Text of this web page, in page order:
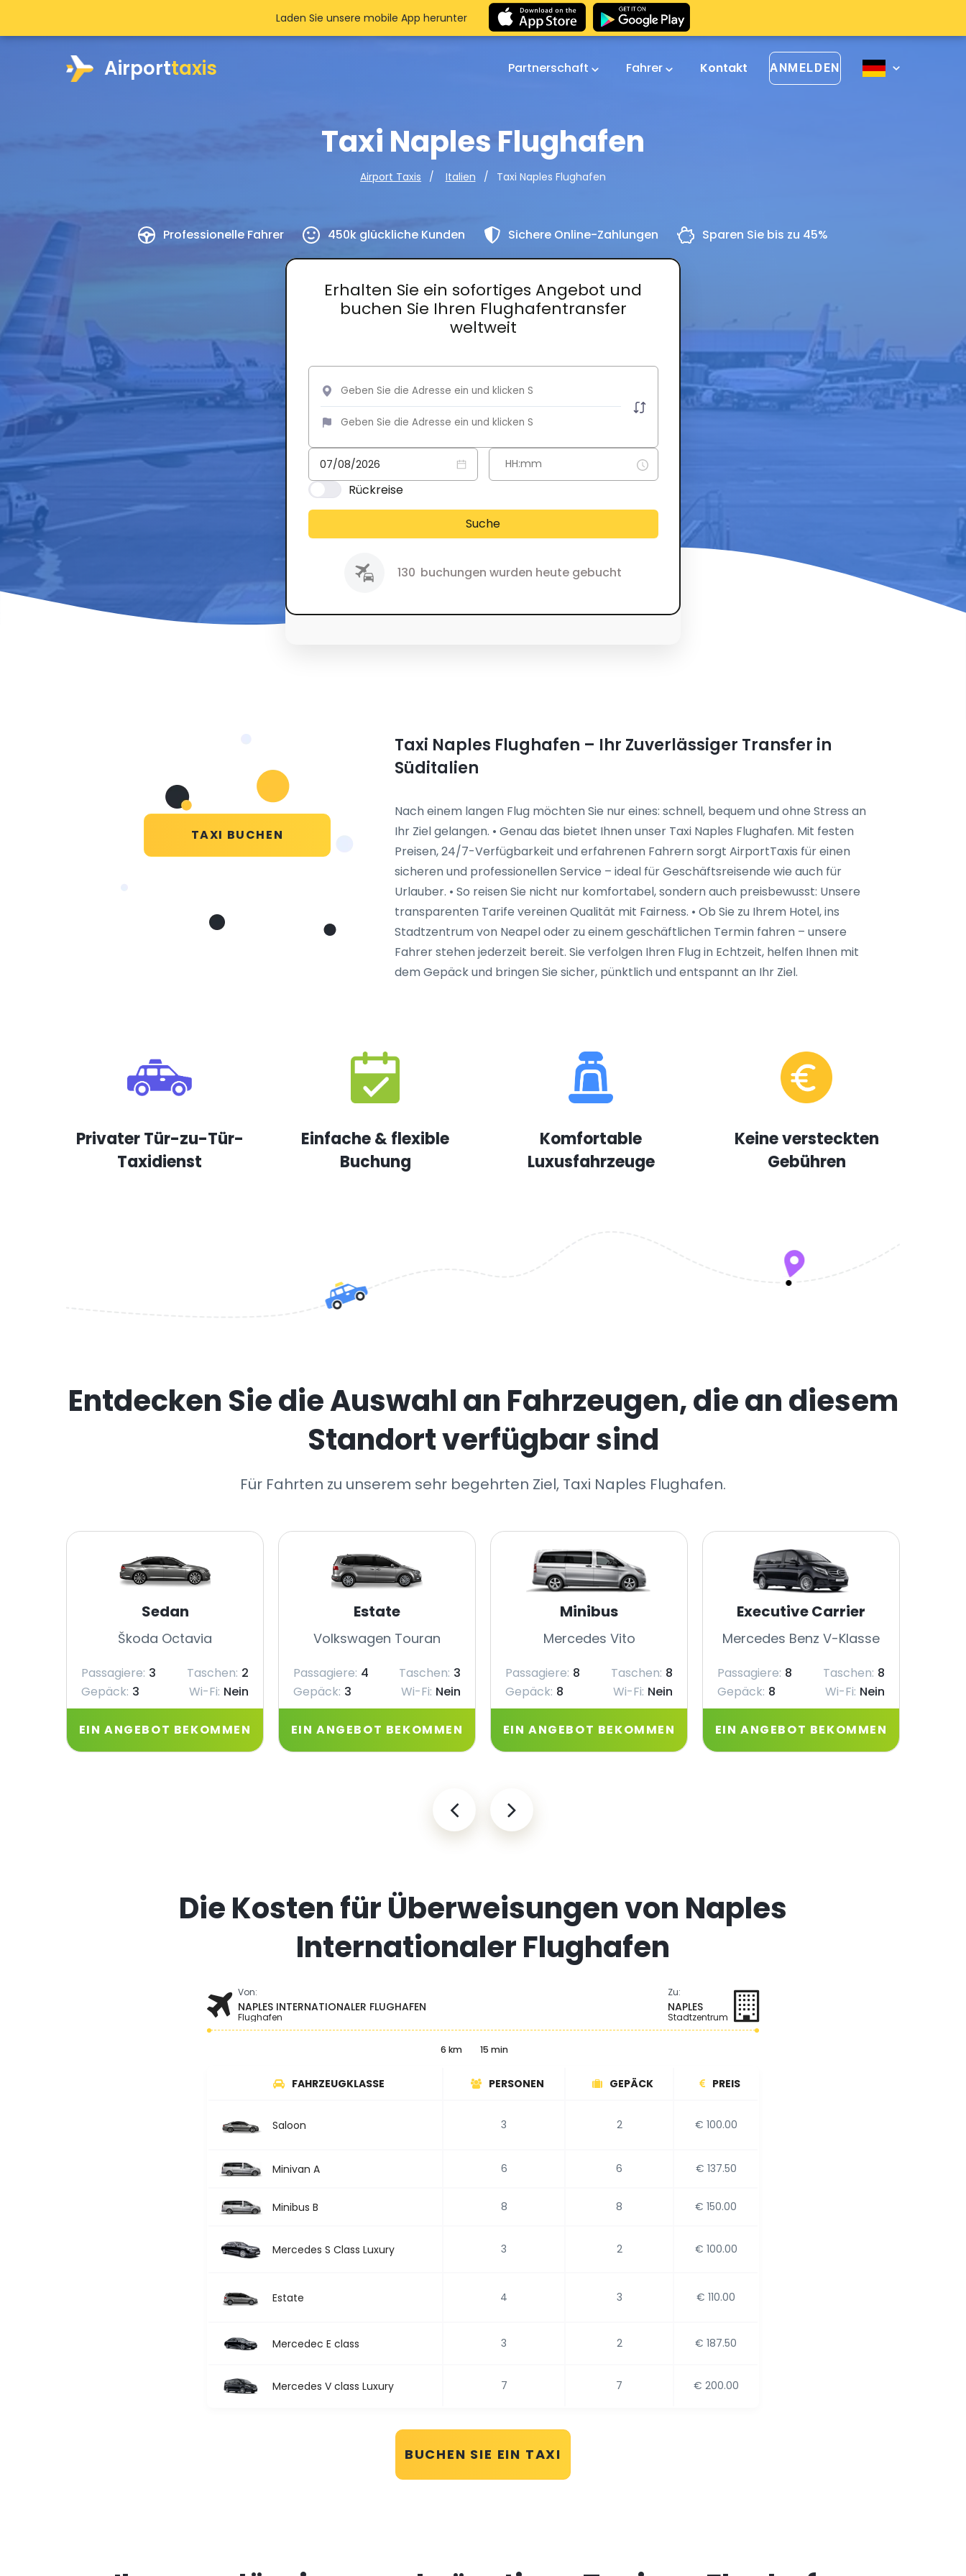
Airporttaxis Partnerschaft Fahrer Kontakt ANMELDEN
Taxi Naples Flughafen
Airport Taxis Italien Taxi Naples Flughafen
Professionelle Fahrer 450k glückliche Kunden Sichere Online-Zahlungen Sparen Sie bis zu 45%
Erhalten Sie ein sofortiges Angebot und
buchen Sie Ihren Flughafentransfer
weltweit
Rückreise
Suche
130 buchungen wurden heute gebucht
Laden Sie unsere mobile App herunter
TAXI BUCHEN
Taxi Naples Flughafen – Ihr Zuverlässiger Transfer in
Süditalien
Nach einem langen Flug möchten Sie nur eines: schnell, bequem und ohne Stress an
Ihr Ziel gelangen. • Genau das bietet Ihnen unser Taxi Naples Flughafen. Mit festen
Preisen, 24/7-Verfügbarkeit und erfahrenen Fahrern sorgt AirportTaxis für einen
sicheren und professionellen Service – ideal für Geschäftsreisende wie auch für
Urlauber. • So reisen Sie nicht nur komfortabel, sondern auch preisbewusst: Unsere
transparenten Tarife vereinen Qualität mit Fairness. • Ob Sie zu Ihrem Hotel, ins
Stadtzentrum von Neapel oder zu einem geschäftlichen Termin fahren – unsere
Fahrer stehen jederzeit bereit. Sie verfolgen Ihren Flug in Echtzeit, helfen Ihnen mit
dem Gepäck und bringen Sie sicher, pünktlich und entspannt an Ihr Ziel.
Privater Tür-zu-Tür-
Taxidienst
Einfache & flexible
Buchung
Komfortable
Luxusfahrzeuge
Keine versteckten
Gebühren
Entdecken Sie die Auswahl an Fahrzeugen, die an diesem
Standort verfügbar sind
Für Fahrten zu unserem sehr begehrten Ziel, Taxi Naples Flughafen.
Sedan
Škoda Octavia
Passagiere: 3 Taschen: 2
Gepäck: 3 Wi-Fi: Nein
EIN ANGEBOT BEKOMMEN
Estate
Volkswagen Touran
Passagiere: 4 Taschen: 3
Gepäck: 3 Wi-Fi: Nein
EIN ANGEBOT BEKOMMEN
Minibus
Mercedes Vito
Passagiere: 8 Taschen: 8
Gepäck: 8 Wi-Fi: Nein
EIN ANGEBOT BEKOMMEN
Executive Carrier
Mercedes Benz V-Klasse
Passagiere: 8 Taschen: 8
Gepäck: 8 Wi-Fi: Nein
EIN ANGEBOT BEKOMMEN
Die Kosten für Überweisungen von Naples
Internationaler Flughafen
Von:
NAPLES INTERNATIONALER FLUGHAFEN
Flughafen
Zu:
NAPLES
Stadtzentrum
6 km 15 min
FAHRZEUGKLASSE PERSONEN GEPÄCK PREIS
Saloon 3 2 € 100.00
Minivan A 6 6 € 137.50
Minibus B 8 8 € 150.00
Mercedes S Class Luxury 3 2 € 100.00
Estate 4 3 € 110.00
Mercedec E class 3 2 € 187.50
Mercedes V class Luxury 7 7 € 200.00
BUCHEN SIE EIN TAXI